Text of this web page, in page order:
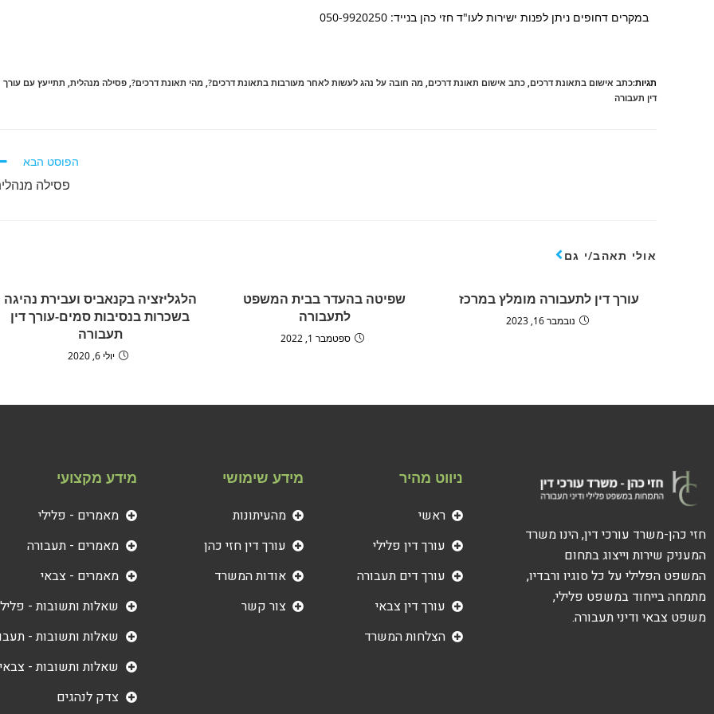
במקרים דחופים ניתן לפנות ישירות לעו"ד חזי כהן בנייד: 050-9920250
תגיות:כתב אישום בתאונת דרכים כתב אישום תאונת דרכים מה חובה על נהג לעשות לאחר מעורבות בתאונת דרכים? מהי תאונת דרכים? פסילה מנהלית תתייעץ עם עורך
דין תעבורה
הפוסט הבא
פסילה
אולי תאהב/י גם
הלגליזציה בקנאביס ועבירת נהיגה
בשכרות בנסיבות סמים-עורך דין
תעבורה
יולי 6, 2020
שפיטה בהעדר בבית המשפט
לתעבורה
ספטמבר 1, 2022
עורך דין לתעבורה מומלץ במרכז
נובמבר 16, 2023
חזי כהן-משרד עורכי דין, הינו משרד
המעניק שירות וייצוג בתחום
המשפט הפלילי על כל סוגיו ורבדיו,
מתמחה בייחוד במשפט פלילי,
משפט צבאי ודיני תעבורה.
ניווט מהיר
ראשי
עורך דין פלילי
עורך דים תעבורה
עורך דין צבאי
הצלחות המשרד
מידע שימושי
מהעיתונות
עורך דין חזי כהן
אודות המשרד
צור קשר
מידע מקצועי
מאמרים - פלילי
מאמרים - תעבורה
מאמרים - צבאי
שאלות ותשובות -
שאלות ותשובות -
שאלות ותשובות - צבאי
צדק לנהגים